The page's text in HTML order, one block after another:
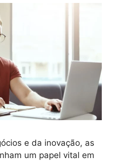
e da inovação, as
um papel vital em